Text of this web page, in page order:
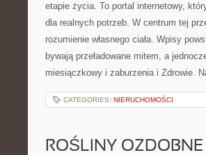
etapie życia. To portal internetowy,
dla realnych potrzeb. W centrum tej
rozumienie własnego ciała. Wpisy
bywają przeładowane mitem, a
miesiączkowy i zaburzenia i Zdrowie.
CATEGORIES: NIERUCHOMOŚCI
ROŚLINY OZDOBNE